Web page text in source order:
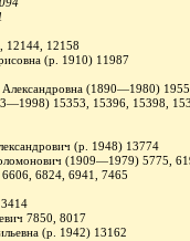
12144, 12158
(р. 1910) 11987
(1890—1980)
15353, 15396, 15398,
(р. 1948) 13774
(1909—1979) 5775,
6824, 6941, 7465
7850, 8017
(р. 1942) 13162